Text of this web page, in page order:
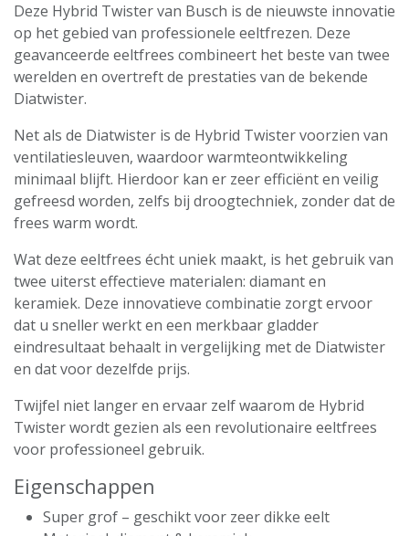
Deze Hybrid Twister van Busch is de nieuwste innovatie
op het gebied van professionele eeltfrezen. Deze
geavanceerde eeltfrees combineert het beste van twee
werelden en overtreft de prestaties van de bekende
Diatwister.
Net als de Diatwister is de Hybrid Twister voorzien van
ventilatiesleuven, waardoor warmteontwikkeling
minimaal blijft. Hierdoor kan er zeer efficiënt en veilig
gefreesd worden, zelfs bij droogtechniek, zonder dat de
frees warm wordt.
Wat deze eeltfrees écht uniek maakt, is het gebruik van
twee uiterst effectieve materialen: diamant en
keramiek. Deze innovatieve combinatie zorgt ervoor
dat u sneller werkt en een merkbaar gladder
eindresultaat behaalt in vergelijking met de Diatwister
en dat voor dezelfde prijs.
Twijfel niet langer en ervaar zelf waarom de Hybrid
Twister wordt gezien als een revolutionaire eeltfrees
voor professioneel gebruik.
Eigenschappen
Super grof – geschikt voor zeer dikke eelt